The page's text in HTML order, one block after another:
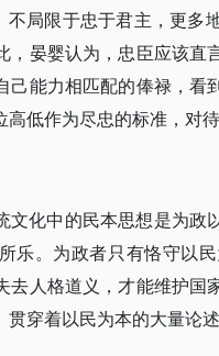
不局限于忠于君主，更
，晏婴认为，忠臣应该
己能力相匹配的俸禄，
低作为尽忠的标准，对
文化中的民本思想是为政
乐。为政者只有恪守以
去人格道义，才能维护
穿着以民为本的大量论